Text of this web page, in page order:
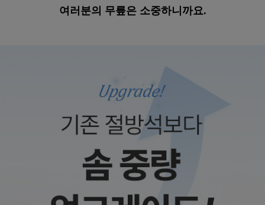
여러분의 무릎은 소중하니까요.